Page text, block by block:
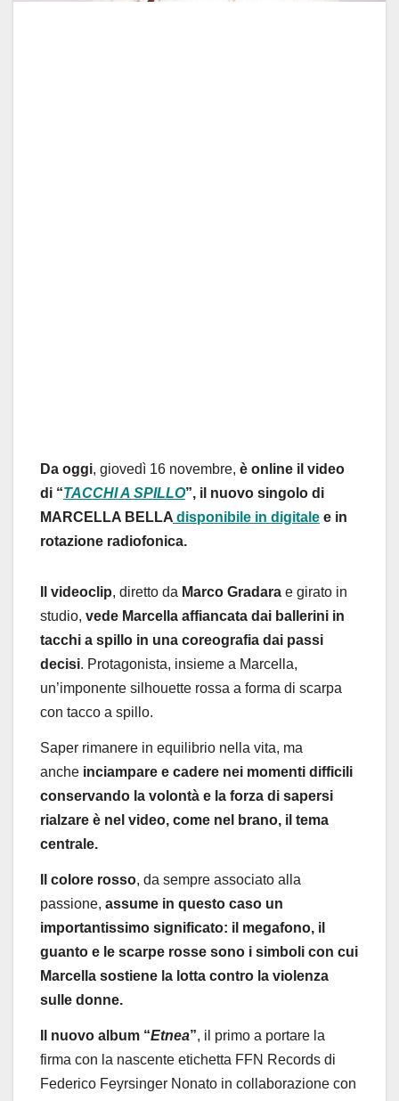
Da oggi, giovedì 16 novembre, è online il video
di “TACCHI A SPILLO”, il nuovo singolo di
MARCELLA BELLA disponibile in digitale e in
rotazione radiofonica.
Il videoclip, diretto da Marco Gradara e girato in
studio, vede Marcella affiancata dai ballerini in
tacchi a spillo in una coreografia dai passi
decisi. Protagonista, insieme a Marcella,
un’imponente silhouette rossa a forma di scarpa
con tacco a spillo.
Saper rimanere in equilibrio nella vita, ma
anche inciampare e cadere nei momenti difficili
conservando la volontà e la forza di sapersi
rialzare è nel video, come nel brano, il tema
centrale.
Il colore rosso, da sempre associato alla
passione, assume in questo caso un
importantissimo significato: il megafono, il
guanto e le scarpe rosse sono i simboli con cui
Marcella sostiene la lotta contro la violenza
sulle donne.
Il nuovo album “Etnea”, il primo a portare la
firma con la nascente etichetta FFN Records di
Federico Feyrsinger Nonato in collaborazione con